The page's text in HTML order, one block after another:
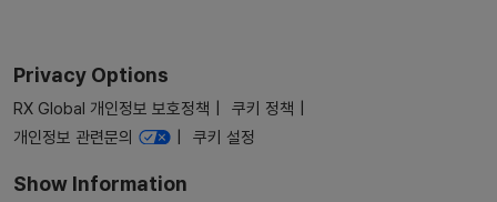
Privacy Options
RX Global 개인정보 보호정책
쿠키 정책
개인정보 관련문의
쿠키 설정
Show Information